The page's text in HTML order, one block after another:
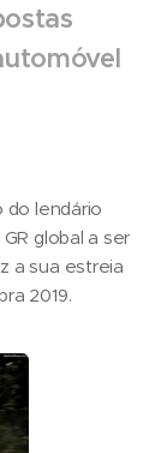
do lendário
global a ser
a sua estreia
2019.